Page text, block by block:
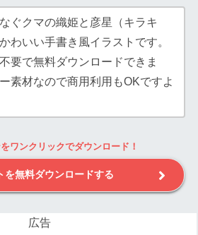
なぐクマの織姫と彦星（キラキ
わいい手書き風イラストです。
要で無料ダウンロードできま
素材なので商用利用もOKですよ
ワンクリックでダウンロード！
を無料ダウンロードする
広告